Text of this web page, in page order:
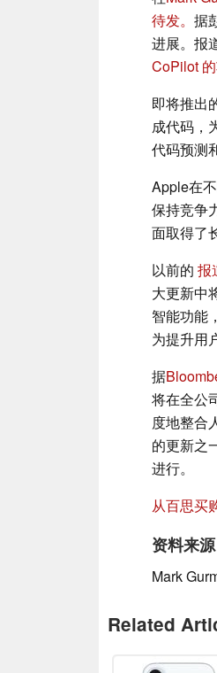
待发。 据
进展。报
CoPilot 的
即将推出
成代码，
代码预测
Apple在
保持竞争
面取得了
以前的 报
大更新中
智能功能
为提升用
据
将在全公
度地整合
的更新之
进行。
从百思买
资料来源
Mark
Related